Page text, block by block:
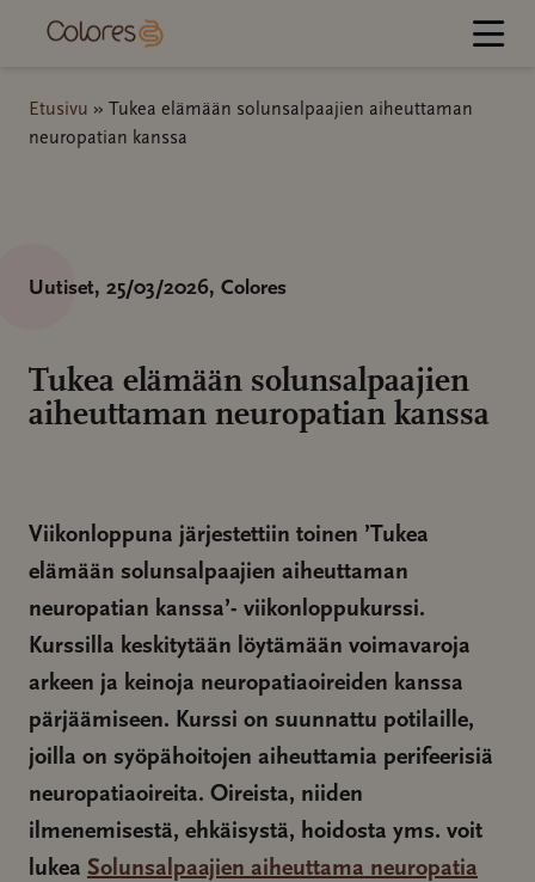
sisältöön
Etusivu »
Tukea elämään solunsalpaajien aiheuttaman
neuropatian kanssa
Uutiset, 25/03/2026, Colores
Tukea elämään solunsalpaajien
aiheuttaman neuropatian kanssa
Viikonloppuna järjestettiin toinen ’Tukea
elämään solunsalpaajien aiheuttaman
neuropatian kanssa’- viikonloppukurssi.
Kurssilla keskitytään löytämään voimavaroja
arkeen ja keinoja neuropatiaoireiden kanssa
pärjäämiseen. Kurssi on suunnattu potilaille,
joilla on syöpähoitojen aiheuttamia perifeerisiä
neuropatiaoireita. Oireista, niiden
ilmenemisestä, ehkäisystä, hoidosta yms. voit
lukea Solunsalpaajien aiheuttama neuropatia